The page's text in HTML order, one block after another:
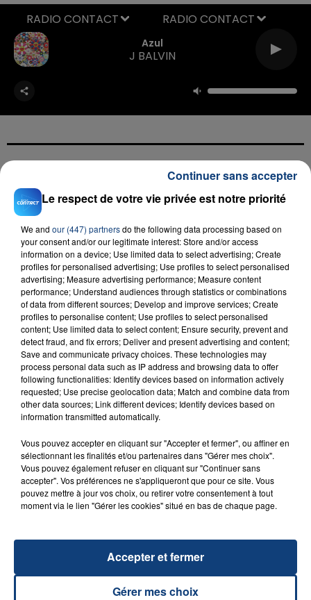
Azul
J BALVIN
RADIO CONTACT
FIL D'ACTU
23 juillet 2026
INCENDIE MORTEL À LENS : UNE FEMME ET
SON BÉBÉ ENTRE LA VIE ET LA...
Un homme s'est immolé par le feu après avoir
aspergé sa compagne et leur bébé de trois mois
d'un liquide inflammable.
20 juillet 2026
UNE ADOLESCENTE DEVANT SE FAIRE
La famille a porté plainte contre la clinique qui a
reconnu sa responsabilité et présenté ses
excuses.
TITRES DIFFUSÉS
Le respect de votre vie privée est notre priorité
We and our (447) partnersdo the following data processing based on
your consent and/or our legitimate interest: Store and/or access
information on a device; Use limited data to select advertising; Create
profiles for personalised advertising; Use profiles to select personalised
advertising; Measure advertising performance; Measure content
performance; Understand audiences through statistics or combinations
of data from different sources; Develop and improve services; Create
profiles to personalise content; Use profiles to select personalised
content; Use limited data to select content; Ensure security, prevent and
detect fraud, and fix errors; Deliver and present advertising and content;
Save and communicate privacy choices. These technologies may
process personal data such as IP address and browsing data to offer
following functionalities: Identify devices based on information actively
requested; Use precise geolocation data; Match and combine data from
other data sources; Link different devices; Identify devices based on
information transmitted automatically.
Vous pouvez accepter en cliquant sur "Accepter et fermer", ou affiner en
sélectionnant les finalités et/ou partenaires dans "Gérer mes choix".
Vous pouvez également refuser en cliquant sur "Continuer sans
accepter". Vos préférences ne s'appliqueront que pour ce site. Vous
pouvez mettre à jour vos choix, ou retirer votre consentement à tout
moment via le lien "Gérer les cookies" situé en bas de chaque page.
Gérer mes choix
Accepter et fermer
Continuer sans accepter